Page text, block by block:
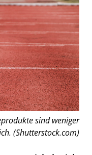
sind weniger
(Shutterstock.com)